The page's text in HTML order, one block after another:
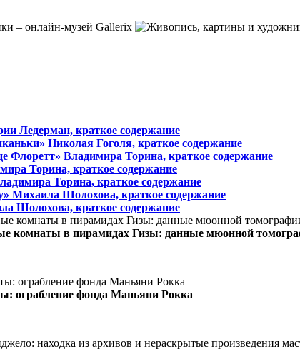
Ледерман, краткое содержание
Николая Гоголя, краткое содержание
Флоретт» Владимира Торина, краткое содержание
Торина, краткое содержание
Торина, краткое содержание
Михаила Шолохова, краткое содержание
Шолохова, краткое содержание
комнаты в пирамидах Гизы: данные мюонной
ограбление фонда Маньяни Рокка